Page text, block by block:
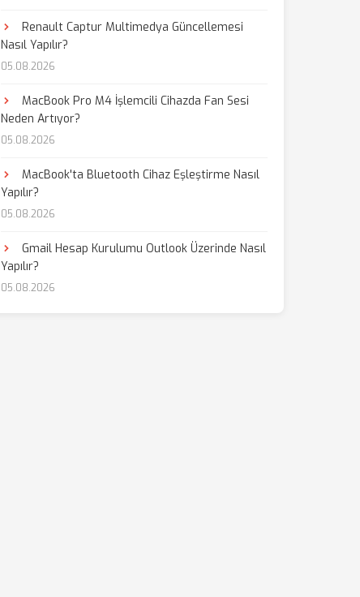
Renault Captur Multimedya Güncellemesi
Nasıl Yapılır?
05.08.2026
MacBook Pro M4 İşlemcili Cihazda Fan Sesi
Neden Artıyor?
05.08.2026
MacBook'ta Bluetooth Cihaz Eşleştirme Nasıl
Yapılır?
05.08.2026
Gmail Hesap Kurulumu Outlook Üzerinde Nasıl
Yapılır?
05.08.2026